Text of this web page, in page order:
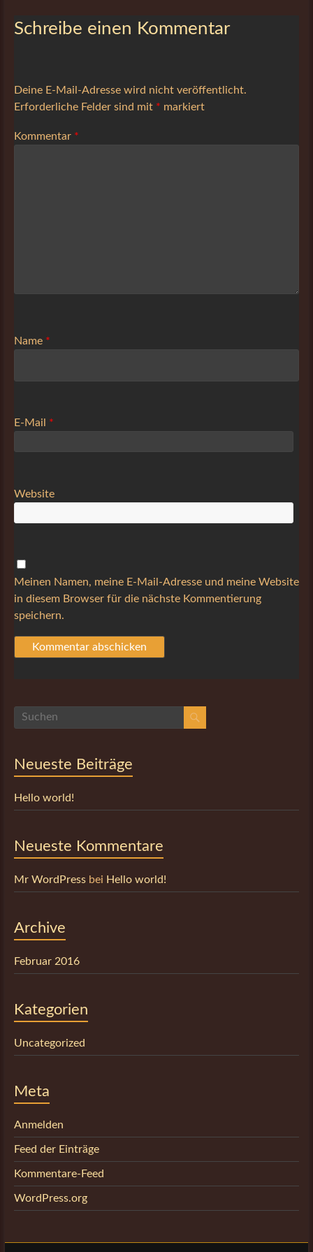
Schreibe einen Kommentar
Deine E-Mail-Adresse wird nicht veröffentlicht.
Erforderliche Felder sind mit * markiert
Kommentar *
Name *
E-Mail *
Website
Meinen Namen, meine E-Mail-Adresse und meine Website
in diesem Browser für die nächste Kommentierung
speichern.
Neueste Beiträge
Hello world!
Neueste Kommentare
Mr WordPressbei Hello world!
Archive
Februar 2016
Kategorien
Uncategorized
Meta
Anmelden
Feed der Einträge
Kommentare-Feed
WordPress.org